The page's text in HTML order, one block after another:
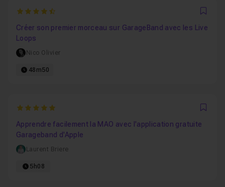
4.9
Créer son premier morceau sur GarageBand avec les Live
Loops
Nico Olivier
48m50
5
Apprendre facilement la MAO avec l'application gratuite
Garageband d'Apple
Laurent Briere
5h08